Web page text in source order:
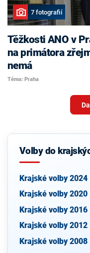
7 fotografií
Těžkosti ANO v
na primátora
nemá
Téma: Praha
Volby do
Krajské volby 2024
Krajské volby 2020
Krajské volby 2016
Krajské volby 2012
Krajské volby 2008